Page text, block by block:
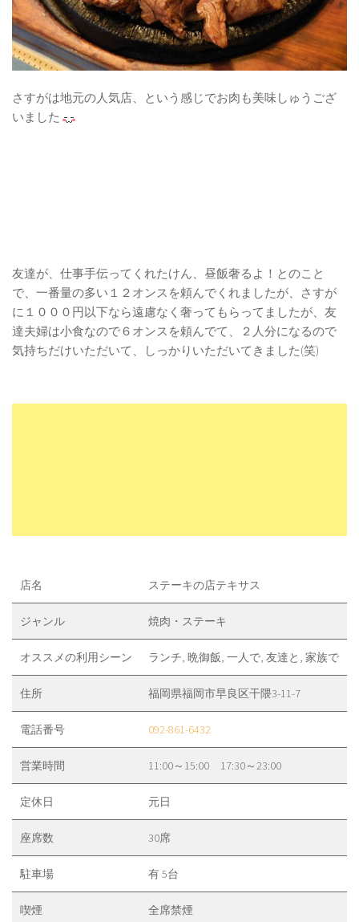
さすがは地元の人気店、という感じでお肉も美味しゅうござ
いました
友達が、仕事手伝ってくれたけん、昼飯奢るよ！とのこと
で、一番量の多い１２オンスを頼んでくれましたが、さすが
に１０００円以下なら遠慮なく奢ってもらってましたが、友
達夫婦は小食なので６オンスを頼んでて、２人分になるので
気持ちだけいただいて、しっかりいただいてきました(笑)
店名 ステーキの店テキサス
ジャンル 焼肉・ステーキ
オススメの利用シーン ランチ, 晩御飯, 一人で, 友達と, 家族で
住所 福岡県福岡市早良区干隈3-11-7
電話番号 092-861-6432
営業時間 11:00～15:00 17:30～23:00
定休日 元日
座席数 30席
駐車場 有 5台
喫煙 全席禁煙